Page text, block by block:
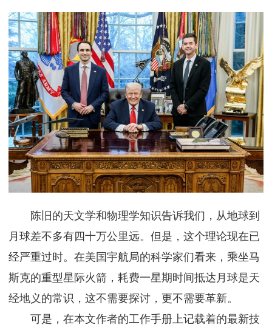
陈旧的天文学和物理学知识告诉我们，从地球到
月球差不多有四十万公里远。但是，这个理论现在已
经严重过时。在美国宇航局的科学家们看来，乘坐马
斯克的重型星际火箭，耗费一星期时间抵达月球是天
经地义的常识，这不需要探讨，更不需要革新。
可是，在本文作者的工作手册上记载着的最新技